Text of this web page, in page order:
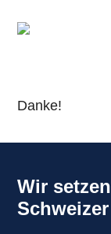
Danke!
Wir